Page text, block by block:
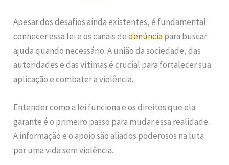
Apesar dos desafios ainda existentes, é fundamental
conhecer essa lei e os canais dedenúnciapara buscar
ajuda quando necessário. A união da sociedade, das
autoridades e das vítimas é crucial para fortalecer sua
aplicação e combater a violência.
Entender como a lei funciona e os direitos que ela
garante é o primeiro passo para mudar essa realidade.
A informação e o apoio são aliados poderosos na luta
por uma vida sem violência.